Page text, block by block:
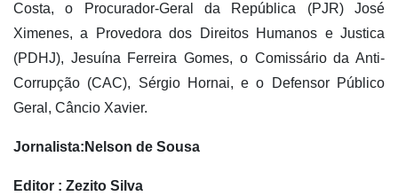
Costa, o Procurador-Geral da República (PJR) José
Ximenes, a Provedora dos Direitos Humanos e Justica
(PDHJ), Jesuína Ferreira Gomes, o Comissário da Anti-
Corrupção (CAC), Sérgio Hornai, e o Defensor Público
Geral, Câncio Xavier.
Jornalista:Nelson de Sousa
Editor : Zezito Silva